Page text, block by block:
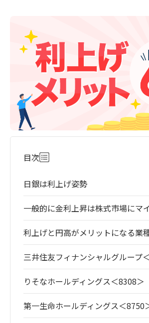
目次
日銀は利上げ姿勢
一般的に金利上昇は株式市場にマ
利上げと円高がメリットになる業
三井住友フィナンシャルグループ
りそなホールディングス＜8308＞
第一生命ホールディングス＜8750